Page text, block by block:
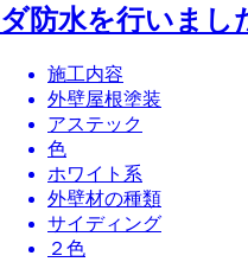
ダ防水を行いまし
施工内容
外壁屋根塗装
アステック
色
ホワイト系
外壁材の種類
サイディング
２色